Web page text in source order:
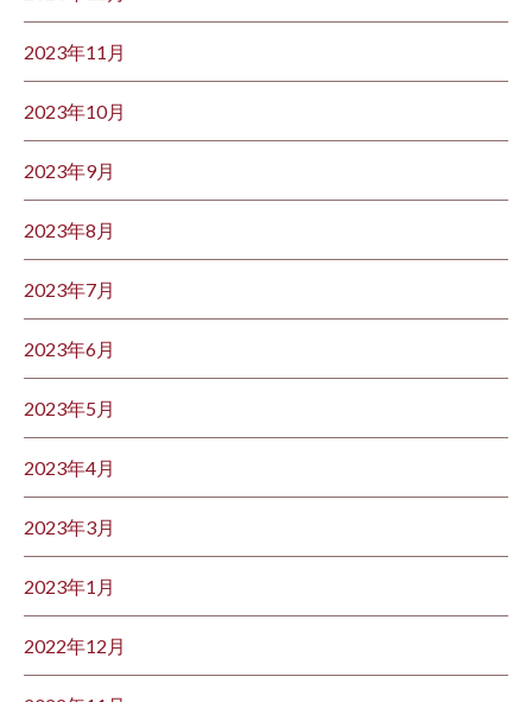
2023年11月
2023年10月
2023年9月
2023年8月
2023年7月
2023年6月
2023年5月
2023年4月
2023年3月
2023年1月
2022年12月